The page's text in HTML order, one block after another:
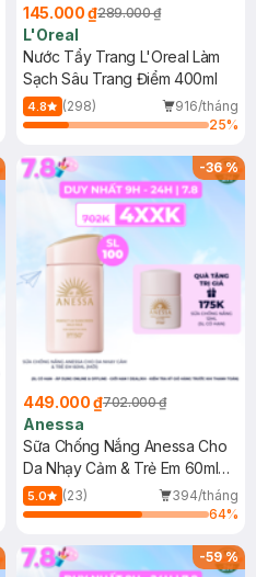
145.000 ₫289.000 ₫
L'Oreal
Nước Tẩy Trang L'Oreal Làm
Sạch Sâu Trang Điểm 400ml
4.8 (298)
916/tháng
25%
-36%
449.000 ₫702.000 ₫
Anessa
Sữa Chống Nắng Anessa Cho
Da Nhạy Cảm & Trẻ Em 60ml
(Mới)
5.0 (23)
394/tháng
64%
-59%